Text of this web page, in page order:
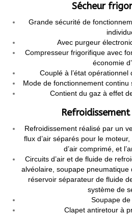
Sécheur
Grande sécurité de
Avec purgeur
Compresseur frigorifique avec
économie
Couplé à l’état opérationnel
Mode de fonctionnement continu
Contient du gaz à effet
Refroidissement réalisé par un
flux d’air séparés pour le
d’air comprimé, et
Circuits d’air et de fluide de
alvéolaire, soupape pneumatique
réservoir séparateur de fluide
système de
Soupape
Clapet antiretour à